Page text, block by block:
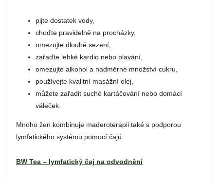
pijte dostatek vody,
choďte pravidelně na procházky,
omezujte dlouhé sezení,
zařaďte lehké kardio nebo plavání,
omezujte alkohol a nadměrné množství cukru,
používejte kvalitní masážní olej,
můžete zařadit suché kartáčování nebo domácí
váleček.
Mnoho žen kombinuje maderoterapii také s podporou
lymfatického systému pomocí čajů.
BW Tea – lymfatický čaj na odvodnění